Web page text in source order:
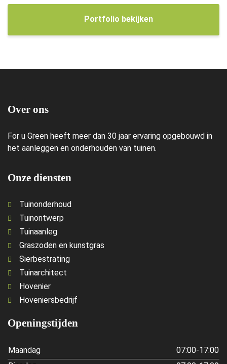
Portfolio bekijken
Over ons
For u Green heeft meer dan 30 jaar ervaring opgebouwd in
het aanleggen en onderhouden van tuinen.
Onze diensten
Tuinonderhoud
Tuinontwerp
Tuinaanleg
Graszoden en kunstgras
Sierbestrating
Tuinarchitect
Hovenier
Hoveniersbedrijf
Openingstijden
Maandag
07:00-17:00